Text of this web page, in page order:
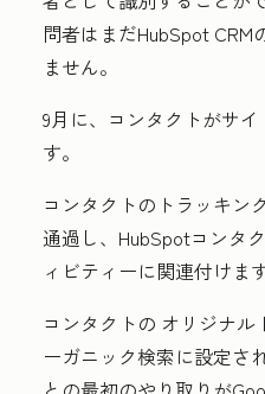
問者はまだHubSpot
ません。
9月に、コンタクトがサ
す。
コンタクトのトラッキン
通過し、HubSpotコンタ
ィビティーに関連付けます
コンタクトの オリジナル
ーガニック検索 に設定さ